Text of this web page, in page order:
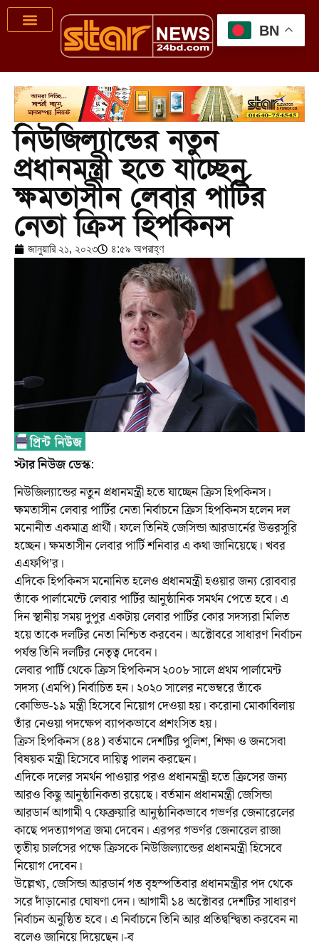
নিউজিল্যান্ডের নতুন
প্রধানমন্ত্রী হতে যাচ্ছেন
ক্ষমতাসীন লেবার পার্টির
নেতা ক্রিস হিপকিনস
জানুয়ারি ২১, ২০২৩ ৪:৫৯ অপরাহ্ণ
স্টার নিউজ ডেস্ক:
নিউজিল্যান্ডের নতুন প্রধানমন্ত্রী হতে যাচ্ছেন ক্রিস হিপকিনস।
ক্ষমতাসীন লেবার পার্টির নেতা নির্বাচনে ক্রিস হিপকিনস হলেন দল
মনোনীত একমাত্র প্রার্থী। ফলে তিনিই জেসিন্ডা আরডার্নের উত্তরসূরি
হচ্ছেন। ক্ষমতাসীন লেবার পার্টি শনিবার এ কথা জানিয়েছে। খবর
এএফপি’র।
এদিকে হিপকিনস মনোনিত হলেও প্রধানমন্ত্রী হওয়ার জন্য রোববার
তাঁকে পার্লামেন্টে লেবার পার্টির আনুষ্ঠানিক সমর্থন পেতে হবে। এ
দিন স্থানীয় সময় দুপুর একটায় লেবার পার্টির কোর সদস্যরা মিলিত
হয়ে তাকে দলটির নেতা নিশ্চিত করবেন। অক্টোবরে সাধারণ নির্বাচন
পর্যন্ত তিনি দলটির নেতৃত্ব দেবেন।
লেবার পার্টি থেকে ক্রিস হিপকিনস ২০০৮ সালে প্রথম পার্লামেন্ট
সদস্য (এমপি) নির্বাচিত হন। ২০২০ সালের নভেম্বরে তাঁকে
কোভিড-১৯ মন্ত্রী হিসেবে নিয়োগ দেওয়া হয়। করোনা মোকাবিলায়
তাঁর নেওয়া পদক্ষেপ ব্যাপকভাবে প্রশংসিত হয়।
ক্রিস হিপকিনস (৪৪) বর্তমানে দেশটির পুলিশ, শিক্ষা ও জনসেবা
বিষয়ক মন্ত্রী হিসেবে দায়িত্ব পালন করছেন।
এদিকে দলের সমর্থন পাওয়ার পরও প্রধানমন্ত্রী হতে ক্রিসের জন্য
আরও কিছু আনুষ্ঠানিকতা রয়েছে। বর্তমান প্রধানমন্ত্রী জেসিন্ডা
আরডার্ন আগামী ৭ ফেব্রুয়ারি আনুষ্ঠানিকভাবে গভর্ণর জেনারেলের
কাছে পদত্যাগপত্র জমা দেবেন। এরপর গভর্ণর জেনারেল রাজা
তৃতীয় চার্লসের পক্ষে ক্রিসকে নিউজিল্যান্ডের প্রধানমন্ত্রী হিসেবে
নিয়োগ দেবেন।
উল্লেখ্য, জেসিন্ডা আরডার্ন গত বৃহস্পতিবার প্রধানমন্ত্রীর পদ থেকে
সরে দাঁড়ানোর ঘোষণা দেন। আগামী ১৪ অক্টোবর দেশটির সাধারণ
নির্বাচন অনুষ্ঠিত হবে। এ নির্বাচনে তিনি আর প্রতিদ্বন্দ্বিতা করবেন না
বলেও জানিয়ে দিয়েছেন।-ব
BN